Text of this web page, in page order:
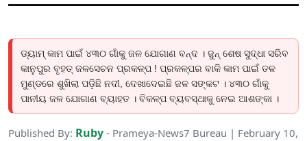
ଡ୍ୟାମ୍ କାମ ପାଇଁ ୪୩୦ ଗାଁକୁ ଜଳ ଯୋଗାଣ ବନ୍ଦ । ଜୁନ୍ ଶେଷ ସୁଦ୍ଧା ସରିବ
କାନୁପୁର ବୃହତ୍ ଜଳସେଚନ ପ୍ରକଳ୍ପ ! ପ୍ରକଳ୍ପର ବାକି କାମ ପାଇଁ ତଳ
ମୁଣ୍ଡରେ ଶୁଖିଲା ପଡ଼ିଛି ନଦୀ, ଦେଖାଦେଇଛି ଜଳ ସଙ୍କଟ । ୪୩୦ ଗାଁକୁ
ପାନୀୟ ଜଳ ଯୋଗାଣ ବ୍ୟାହତ । ବିକଳ୍ପ ବ୍ୟବସ୍ଥାକୁ ନେଇ ଆଶଙ୍କା ।
Published By: Ruby - Prameya-News7 Bureau | February 10,